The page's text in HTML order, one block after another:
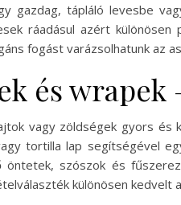
gazdag, tápláló levesbe
ráadásul azért
fogást varázsolhatunk az
és
vagy zöldségek gyors és
tortilla lap segítségével
öntetek, szószok és
különösen